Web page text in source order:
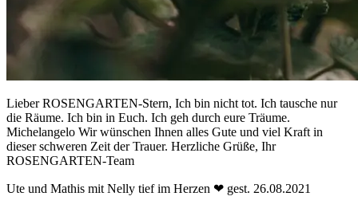
Lieber ROSENGARTEN-Stern, Ich bin nicht tot. Ich tausche nur
die Räume. Ich bin in Euch. Ich geh durch eure Träume.
Michelangelo Wir wünschen Ihnen alles Gute und viel Kraft in
dieser schweren Zeit der Trauer. Herzliche Grüße, Ihr
ROSENGARTEN-Team
Ute und Mathis mit Nelly tief im Herzen ❤ gest. 26.08.2021